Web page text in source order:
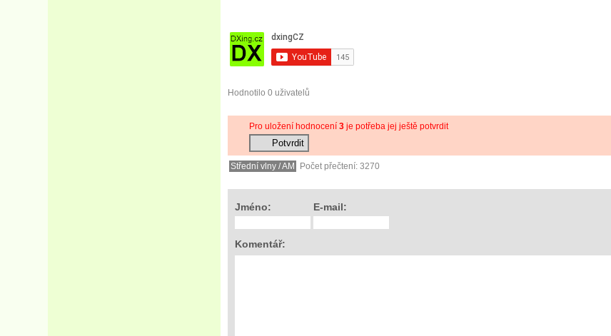
Hodnotilo 0 uživatelů
Pro uložení hodnocení3 je potřeba jej ještě potvrdit
Střední vlny / AM Počet přečtení: 3270
Jméno: E-mail:
Komentář: